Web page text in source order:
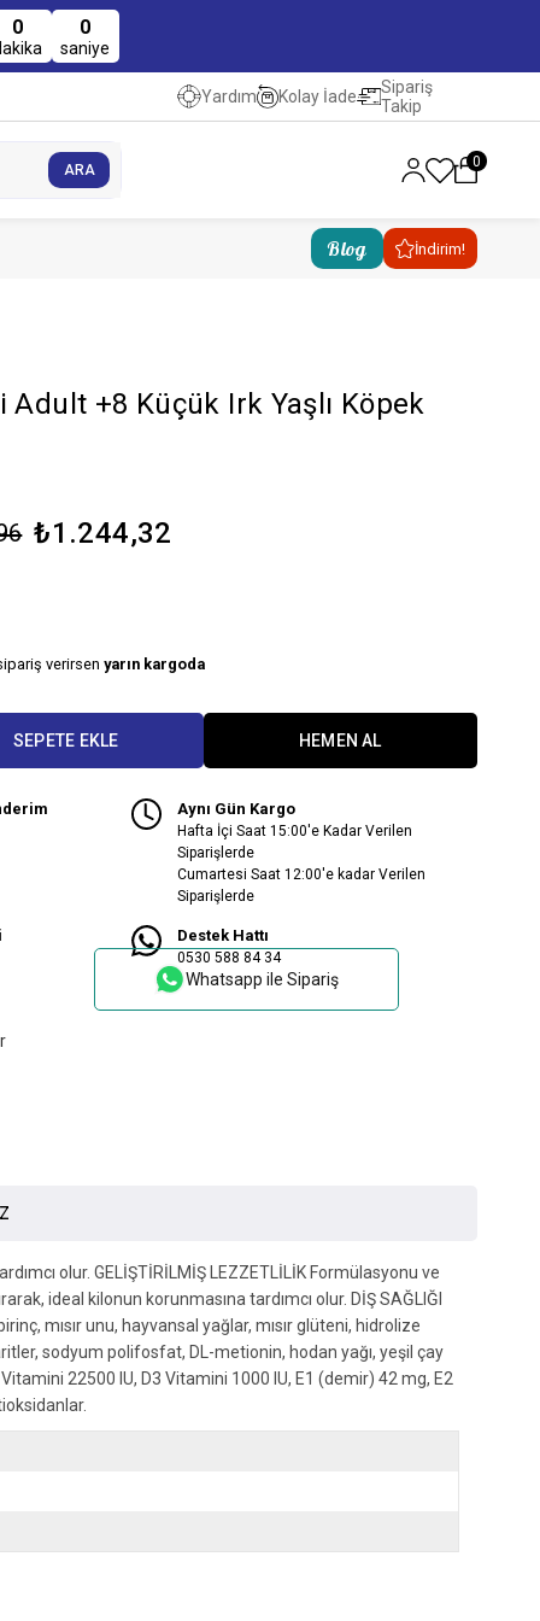
0 0
saniye
Yardım Kolay İade
Sipariş
Takip
0
Blog İndirim!
Adult +8 Küçük Irk Yaşlı Köpek
₺1.244,32
verirsen yarın kargoda
Aynı Gün Kargo
Hafta İçi Saat 15:00'e Kadar Verilen
Siparişlerde
Cumartesi Saat 12:00'e kadar Verilen
Siparişlerde
Destek Hattı
0530 588 84 34
Whatsapp ile Sipariş
olur. GELİŞTİRİLMİŞ LEZZETLİLİK Formülasyonu ve
ideal kilonun korunmasına tardımcı olur. DİŞ SAĞLIĞI
mısır unu, hayvansal yağlar, mısır glüteni, hidrolize
sodyum polifosfat, DL-metionin, hodan yağı, yeşil çay
22500 IU, D3 Vitamini 1000 IU, E1 (demir) 42 mg, E2